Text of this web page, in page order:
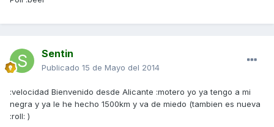
Sentin
Publicado 15 de Mayo del 2014
:velocidad Bienvenido desde Alicante :motero yo ya tengo a mi
negra y ya le he hecho 1500km y va de miedo (tambien es nueva
:roll: )